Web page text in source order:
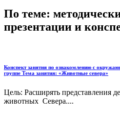
По теме:
презентации и
Конспект занятия по ознакомлению с
группе Тема занятия: «Животные севера»
Цель: Расширять представления
животных Севера....